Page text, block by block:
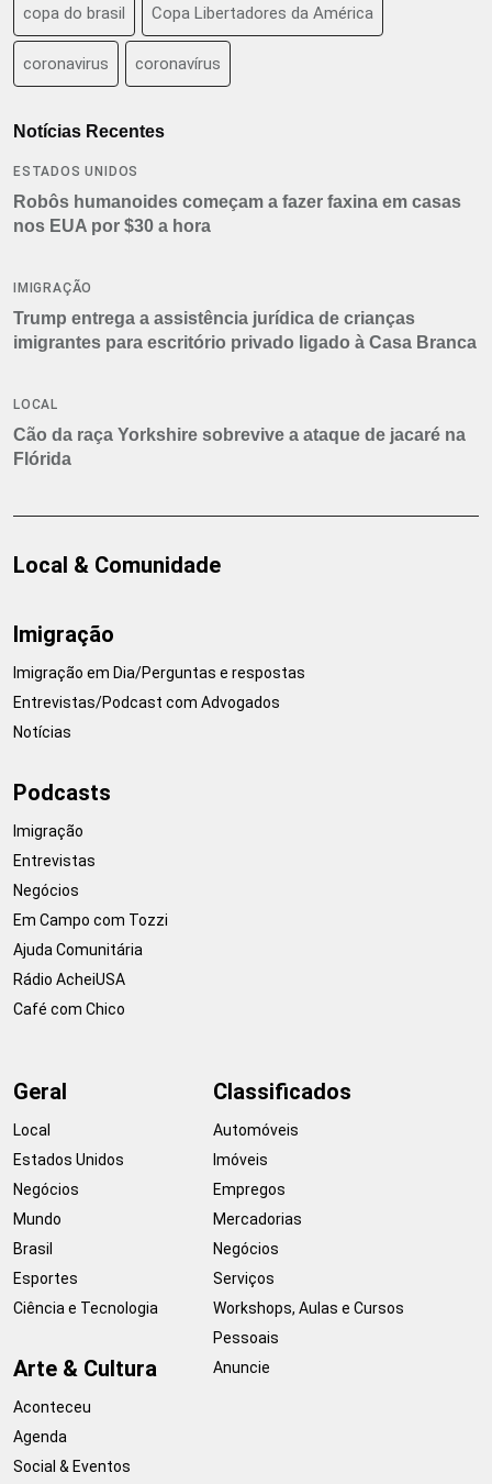
copa do brasil Copa Libertadores da América
coronavirus coronavírus
Notícias Recentes
ESTADOS UNIDOS
Robôs humanoides começam a fazer faxina em casas
nos EUA por $30 a hora
IMIGRAÇÃO
Trump entrega a assistência jurídica de crianças
imigrantes para escritório privado ligado à Casa Branca
LOCAL
Cão da raça Yorkshire sobrevive a ataque de jacaré na
Flórida
Local & Comunidade
Imigração
Imigração em Dia/Perguntas e respostas
Entrevistas/Podcast com Advogados
Notícias
Podcasts
Imigração
Entrevistas
Negócios
Em Campo com Tozzi
Ajuda Comunitária
Rádio AcheiUSA
Café com Chico
Geral
Local
Estados Unidos
Negócios
Mundo
Brasil
Esportes
Ciência e Tecnologia
Arte & Cultura
Aconteceu
Agenda
Social & Eventos
Classificados
Automóveis
Imóveis
Empregos
Mercadorias
Negócios
Serviços
Workshops, Aulas e Cursos
Pessoais
Anuncie